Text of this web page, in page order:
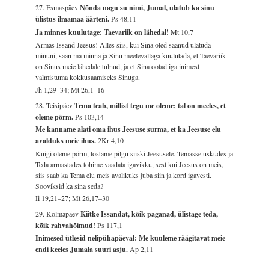
27. EsmaspäevNõnda nagu su nimi, Jumal, ulatub ka sinu
ülistus ilmamaa äärteni.Ps 48,11
Ja minnes kuulutage: Taevariik on lähedal!Mt 10,7
Armas Issand Jeesus! Alles siis, kui Sina oled saanud ulatuda
minuni, saan ma minna ja Sinu meelevallaga kuulutada, et Taevariik
on Sinus meie lähedale tulnud, ja et Sina ootad iga inimest
valmistuma kokkusaamiseks Sinuga.
Jh 1,29–34; Mt 26,1–16
28. TeisipäevTema teab, millist tegu me oleme; tal on meeles, et
oleme põrm.Ps 103,14
Me kanname alati oma ihus Jeesuse surma, et ka Jeesuse elu
avalduks meie ihus.2Kr 4,10
Kuigi oleme põrm, tõstame pilgu siiski Jeesusele. Temasse uskudes ja
Teda armastades tohime vaadata igavikku, sest kui Jeesus on meis,
siis saab ka Tema elu meis avalikuks juba siin ja kord igavesti.
Sooviksid ka sina seda?
Ii 19,21–27; Mt 26,17–30
29. KolmapäevKiitke Issandat, kõik paganad, ülistage teda,
kõik rahvahõimud!Ps 117,1
Inimesed ütlesid nelipühapäeval: Me kuuleme räägitavat meie
endi keeles Jumala suuri asju.Ap 2,11